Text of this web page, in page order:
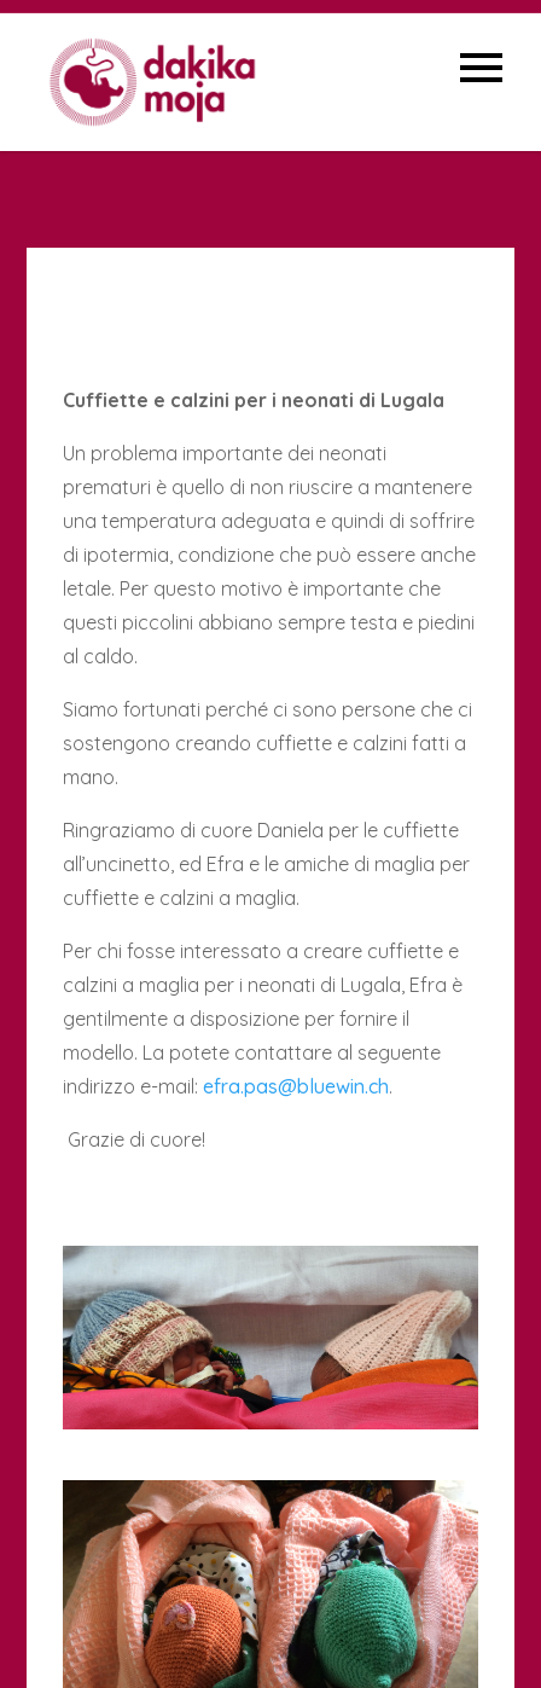
Skip
content
Cuffiette e calzini per i neonati di Lugala
Un problema importante dei neonati
prematuri è quello di non riuscire a mantenere
una temperatura adeguata e quindi di soffrire
di ipotermia, condizione che può essere anche
letale. Per questo motivo è importante che
questi piccolini abbiano sempre testa e piedini
al caldo.
Siamo fortunati perché ci sono persone che ci
sostengono creando cuffiette e calzini fatti a
mano.
Ringraziamo di cuore Daniela per le cuffiette
all’uncinetto, ed Efra e le amiche di maglia per
cuffiette e calzini a maglia.
Per chi fosse interessato a creare cuffiette e
calzini a maglia per i neonati di Lugala, Efra è
gentilmente a disposizione per fornire il
modello. La potete contattare al seguente
indirizzo e-mail:efra.pas@bluewin.ch.
Grazie di cuore!